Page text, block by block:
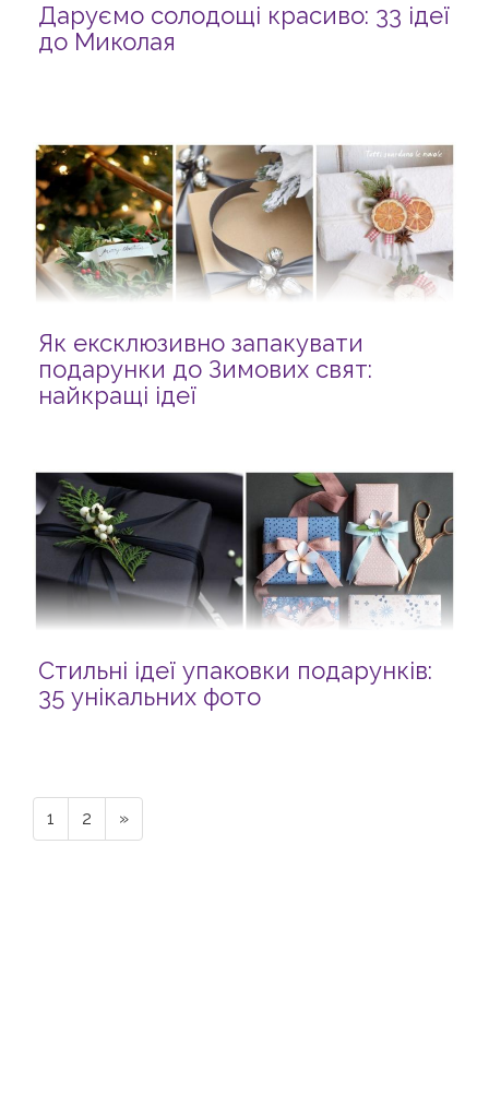
Даруємо солодощі красиво: 33 ідеї
до Миколая
Як ексклюзивно запакувати
подарунки до Зимових свят:
найкращі ідеї
Стильні ідеї упаковки подарунків:
35 унікальних фото
1 2 »